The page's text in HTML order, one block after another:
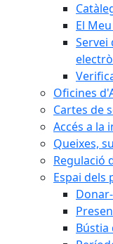
El
Servei
Oficines
Cartes de
Accés a la
Queixes,
Regulació
Espai dels